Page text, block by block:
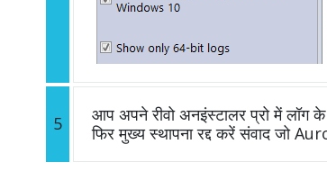
5
आप अपने रीवो अनइंस्टालर प्रो में लॉग
फिर मुख्य स्थापना रद्द करें संवाद जो